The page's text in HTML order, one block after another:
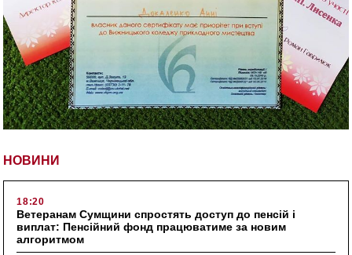
НОВИНИ
18:20
Ветеранам Сумщини спростять доступ до пенсій і
виплат: Пенсійний фонд працюватиме за новим
алгоритмом